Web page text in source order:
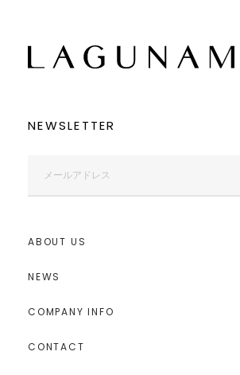
NEWSLETTER
ABOUT US
NEWS
COMPANY INFO
CONTACT